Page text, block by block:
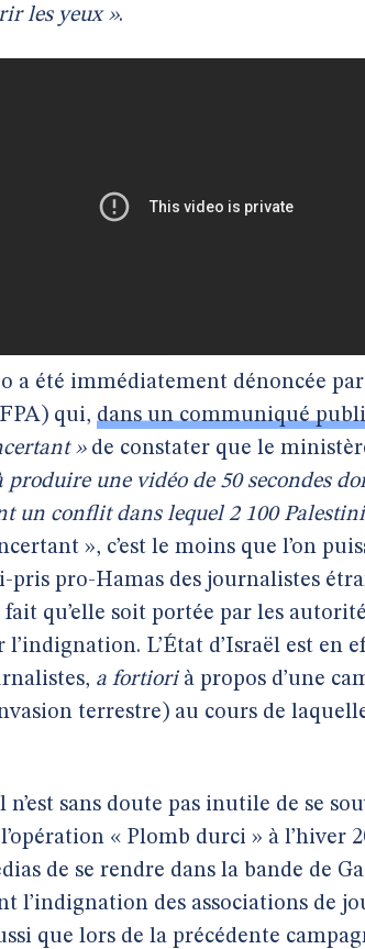
les yeux ».
a été immédiatement dénoncée
qui, dans un communiqué
»de constater que le
produire une vidéo de 50 secondes
un conflit dans lequel 2 100
», c’est le moins que l’on
pris pro-Hamas des journalistes
qu’elle soit portée par les
l’indignation. L’État d’Israël est en
a fortiorià propos d’une
terrestre) au cours de
sans doute pas inutile de se
« Plomb durci » à
de se rendre dans la bande de
l’indignation des associations de
que lors de la précédente